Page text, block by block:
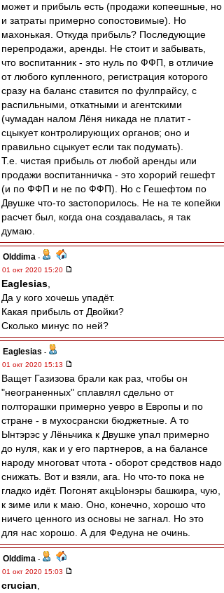
может и прибыль есть (продажи копеешные, но
и затраты примерно сопостовимые). Но
махонькая. Откуда прибыль? Последующие
перепродажи, аренды. Не стоит и забывать,
что воспитанник - это нуль по ФФП, в отличие
от любого купленного, регистрация которого
сразу на баланс ставится по фулпрайсу, с
распильными, откатными и агентскими
(чумадан налом Лёня никада не платит -
сцыкует контролирующих органов; оно и
правильно сцыкует если так подумать).
Т.е. чистая прибыль от любой аренды или
продажи воспитанничка - это хорорий гешефт
(и по ФФП и не по ФФП). Но с Гешефтом по
Двушке что-то застопорилось. Не на те копейки
расчет был, когда она создавалась, я так
думаю.
Olddima -
01 окт 2020 15:20
Eaglesias
Да у кого хочешь упадёт.
Какая прибыль от Двойки?
Сколько минус по ней?
Eaglesias -
01 окт 2020 15:13
Ващет Газизова брали как раз, чтобы он
"неограненных" сплавлял сдельно от
полторашки примерно уевро в Европы и по
стране - в мухосрански бюджетные. А то
Ынтэрэс у Лёньчика к Двушке упал примерно
до нуля, как и у его партнеров, а на балансе
народу многоват чтота - оборот средствов надо
снижать. Вот и взяли, ага. Но что-то пока не
гладко идёт. Погонят акцЫонэры башкира, чую,
к зиме или к маю. Оно, конечно, хорошо что
ничего ценного из основы не загнал. Но это
для нас хорошо. А для Федуна не очинь.
Olddima -
01 окт 2020 15:03
crucian